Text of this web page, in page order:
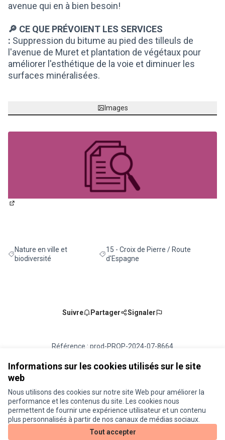
Informations sur les cookies utilisés sur le site
web
Nous utilisons des cookies sur notre site Web pour améliorer la
performance et les contenus du site. Les cookies nous
permettent de fournir une expérience utilisateur et un contenu
plus personnalisés à partir de nos canaux de médias sociaux.
Tout accepter
avenue qui en à bien besoin!
🔎 CE QUE PRÉVOIENT LES SERVICES
: Suppression du bitume au pied des tilleuls de
l'avenue de Muret et plantation de végétaux pour
améliorer l'esthétique de la voie et diminuer les
surfaces minéralisées.
Images
Filtrer les résultats de la catégorie : Nature en ville et biodiversité
Nature en ville et
biodiversité
Filtrer les résultats pour le secteur : 15
15 - Croix de Pierre / Route
d'Espagne
Suivre Partager Signaler
Référence : prod-PROP-2024-07-8664
Vérifiez l'empreinte numérique
Conditions d'utilisation
Paramètres des cookies
Je participe ! sur X
(Lien externe)
Je participe ! sur Facebook
Je participe ! sur Instagram